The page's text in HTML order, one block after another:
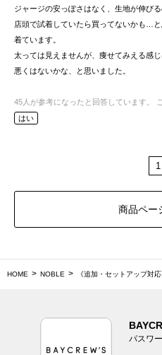
ジャージの安っぽさはなく、生地が伸び
店頭で試着していたら買ってないかも…
着ています。
太っては見えませんが、痩せてみえる感
悪くはないかな、と思いました。
45 人が参考になったと回答しています。
はい
1
商品ペー
HOME NOBLE 《追加・セットアップ対
パスワ